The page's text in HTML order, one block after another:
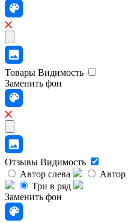
Товары Видимость
Заменить фон
Отзывы Видимость
Автор слева
Автор
Три в ряд
Заменить фон